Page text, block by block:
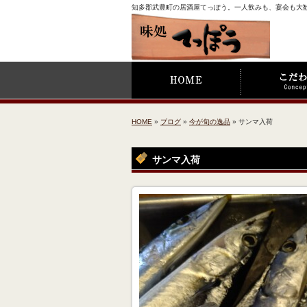
知多郡武豊町の居酒屋てっぽう。一人飲みも、宴会も大
HOME » ブログ » 今が旬の逸品 » サンマ入荷
サンマ入荷